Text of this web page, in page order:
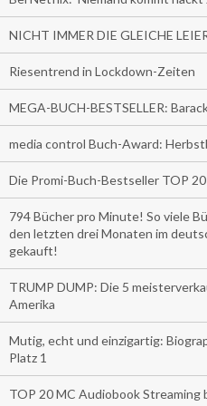
NICHT IMMER DIE GLEICHE
Riesentrend in Lockdown-Zeiten
MEGA-BUCH-BESTSELLER:
media control Buch-Award:
Die Promi-Buch-Bestseller TOP 20
794 Bücher pro Minute! So viele
den letzten drei Monaten im
gekauft!
TRUMP DUMP: Die 5
Amerika
Mutig, echt und einzigartig:
Platz 1
TOP 20 MC Audiobook Streaming